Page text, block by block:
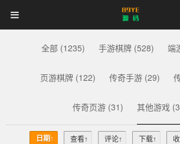
89YE
源
码
89YE 首页
破解软件 视
登录
全部 (1235) 手游棋牌 (528) 端
页游棋牌 (122) 传奇手游 (29)
传奇页游 (31) 其他游戏
日期↑ 查看↑ 评论↑ 下载↑